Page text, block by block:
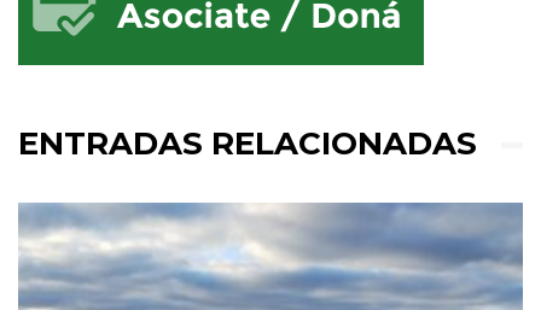
ENTRADAS RELACIONADAS